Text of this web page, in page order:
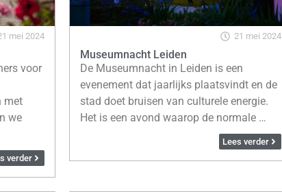
mei 2024
voor
met
we
verder
21 mei 2024
Museumnacht Leiden
De Museumnacht in Leiden is een
evenement dat jaarlijks plaatsvindt en de
stad doet bruisen van culturele energie.
Het is een avond waarop de normale …
Lees verder